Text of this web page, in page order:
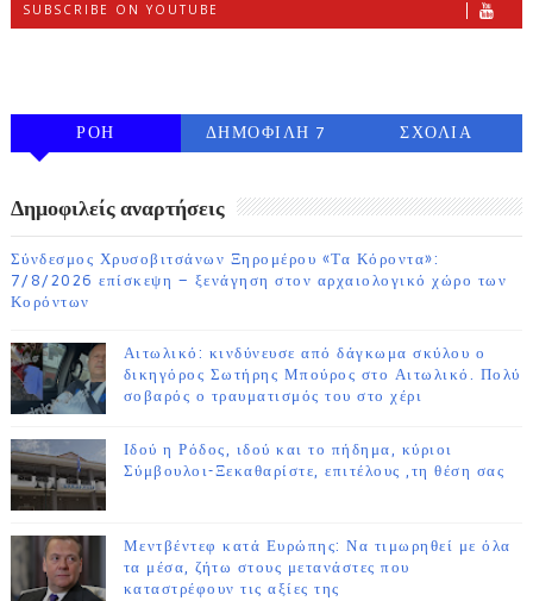
SUBSCRIBE ON YOUTUBE
ΡΟΗ
ΔΗΜΟΦΙΛΗ 7
ΣΧΟΛΙΑ
Δημοφιλείς αναρτήσεις
Σύνδεσμος Χρυσοβιτσάνων Ξηρομέρου «Τα Κόροντα»:
7/8/2026 επίσκεψη – ξενάγηση στον αρχαιολογικό χώρο των
Κορόντων
Αιτωλικό: κινδύνευσε από δάγκωμα σκύλου ο
δικηγόρος Σωτήρης Μπούρος στο Αιτωλικό. Πολύ
σοβαρός ο τραυματισμός του στο χέρι
Ιδού η Ρόδος, ιδού και το πήδημα, κύριοι
Σύμβουλοι-Ξεκαθαρίστε, επιτέλους ,τη θέση σας
Μεντβέντεφ κατά Ευρώπης: Να τιμωρηθεί με όλα
τα μέσα, ζήτω στους μετανάστες που
καταστρέφουν τις αξίες της